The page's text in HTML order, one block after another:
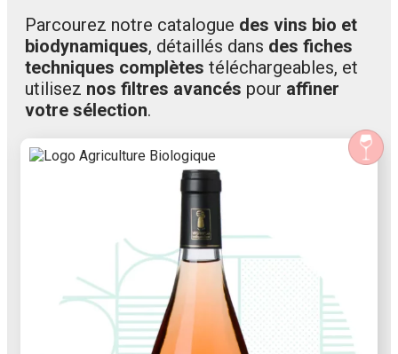
Parcourez notre catalogue des vins bio et
biodynamiques, détaillés dans des fiches
techniques complètes téléchargeables, et
utilisez nos filtres avancés pour affiner
votre sélection.